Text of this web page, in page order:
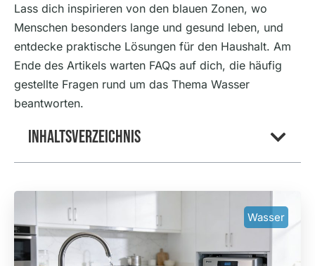
Lass dich inspirieren von den blauen Zonen, wo
Menschen besonders lange und gesund leben, und
entdecke praktische Lösungen für den Haushalt. Am
Ende des Artikels warten FAQs auf dich, die häufig
gestellte Fragen rund um das Thema Wasser
beantworten.
Inhaltsverzeichnis
Wasser